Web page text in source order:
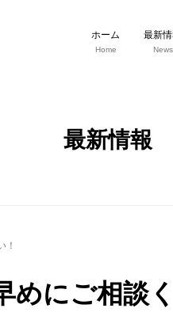
ホーム
Home
最新
News
最新情報
！
にご相談